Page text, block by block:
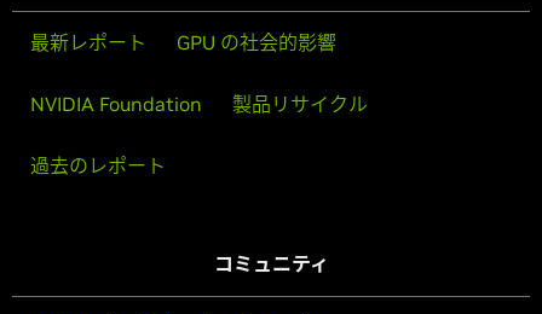
最新レポート GPU の社会的影響
NVIDIA Foundation 製品リサイクル
過去のレポート
コミュニティ